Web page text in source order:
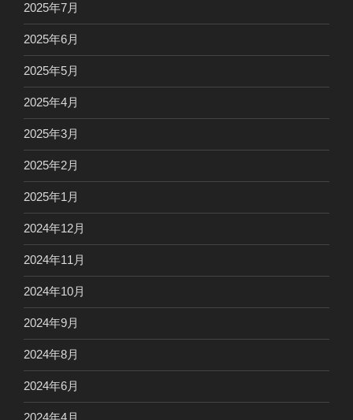
2025年7月
2025年6月
2025年5月
2025年4月
2025年3月
2025年2月
2025年1月
2024年12月
2024年11月
2024年10月
2024年9月
2024年8月
2024年6月